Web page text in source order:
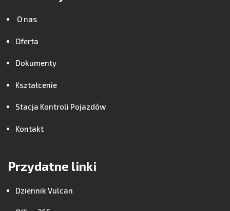
O nas
Oferta
Dokumenty
Kształcenie
Stacja Kontroli Pojazdów
Kontakt
Przydatne linki
Dziennik Vulcan